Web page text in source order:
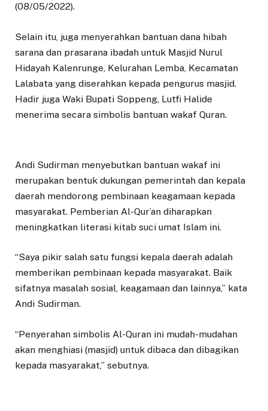
(08/05/2022).
Selain itu, juga menyerahkan bantuan dana hibah
sarana dan prasarana ibadah untuk Masjid Nurul
Hidayah Kalenrunge, Kelurahan Lemba, Kecamatan
Lalabata yang diserahkan kepada pengurus masjid.
Hadir juga Waki Bupati Soppeng, Lutfi Halide
menerima secara simbolis bantuan wakaf Quran.
Andi Sudirman menyebutkan bantuan wakaf ini
merupakan bentuk dukungan pemerintah dan kepala
daerah mendorong pembinaan keagamaan kepada
masyarakat. Pemberian Al-Qur’an diharapkan
meningkatkan literasi kitab suci umat Islam ini.
“Saya pikir salah satu fungsi kepala daerah adalah
memberikan pembinaan kepada masyarakat. Baik
sifatnya masalah sosial, keagamaan dan lainnya,” kata
Andi Sudirman.
“Penyerahan simbolis Al-Quran ini mudah-mudahan
akan menghiasi (masjid) untuk dibaca dan dibagikan
kepada masyarakat,” sebutnya.